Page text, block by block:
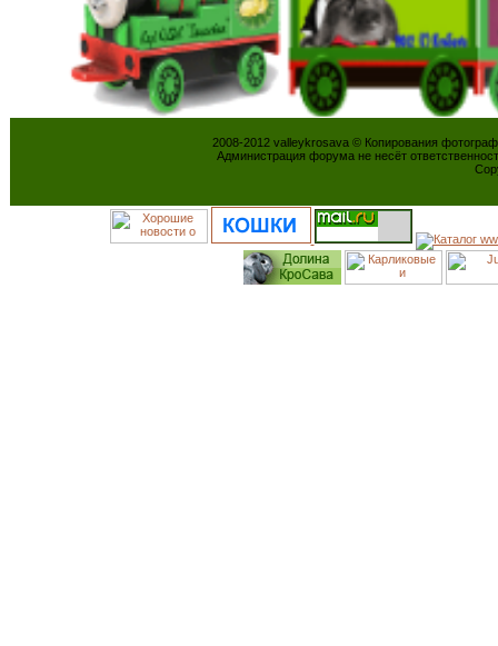
2008-2012 valleykrosava © Копирования
Администрация форума не несёт